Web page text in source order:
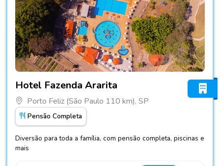
Hotel Fazenda Ararita
Porto Feliz (São Paulo 110 km), SP
Pensão Completa
Diversão para toda a família, com pensão completa, piscinas e
mais